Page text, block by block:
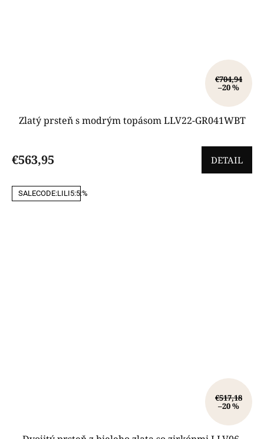
€704,94
–20 %
Zlatý prsteň s modrým topásom LLV22-GR041WBT
€563,95 DETAIL
SALECODE:LILI5:5:%
€517,18
–20 %